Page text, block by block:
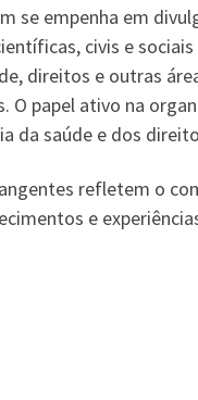
se empenha em
civis e
direitos e outras
O papel ativo na
da saúde e dos
refletem o
e